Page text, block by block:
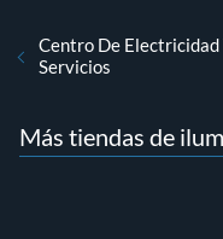
Centro De Electricidad
Servicios
Más tiendas de